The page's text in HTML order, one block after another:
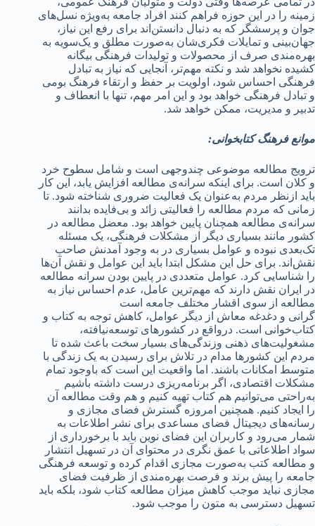
زمینه را در این حوزه فراهم کنند افراد جامعه به‌ویژه نسل‌های
جوان و پرسشگر که به دنبال دانستن‌اند برای رفع این نیاز،
جهان‌بینی و تمایلات فکری‌شان به‌صورت مطلق و یک‌سویه به
بهره‌مندی صرف از محصولات و تولیدات فرهنگی بیگانه
کشیده نخواهد شد و نکته مهم‌تر، آنجایی که نیاز به تبادل
فرهنگی احساس شود، اولویت بر حفظ و ارتقاء فرهنگ بومی
و تبادل فرهنگی خواهد بود و این امر مهم، تنها با انعطاف و
تدبیر و مدیریت، ممکن خواهد شد.
موانع فرهنگ کتابخوانی:
ترویج مطالعه موضوعی چندوجهی است و شامل سطوح خرد
و کلان است. برای اینکه سرانه‌ی مطالعه افزایش یابد، این کار
باید ازنظر مردم به‌عنوان یک فعالیت ضروری شناخته شود. تا
زمانی که مردم مطالعه را فعالیتی زائد و بی‌فایده بدانند
سرانه‌ی مطالعه همچنان پایین خواهد بود. معضل مطالعه در
کشور مانند بسیاری دیگر از مشکلات فرهنگی، یک مسئله
تک‌بعدی نبوده و عوامل بسیاری در به وجود آمدنش صاحب
نقش‌اند. برای حل این مشکل ابتدا باید این عوامل و نقش آن‌ها
را شناسایی کرد. عوامل متعددی در پایین بودن سرانه مطالعه
در ایران نقش دارند که مهم‌ترین عامل، عدم احساس نیاز به
مطالعه از سوی اقشار مختلف جامعه است
گرانی و دغدغه معاش از دیگر عوامل، کاهش توجه به کتاب و
کتاب‌خوانی است. درواقع در کشورهای توسعه‌نیافته،
مشغولیت‌های ذهنی وزندگی‌های بسیار سخت باعث شده تا
مردم این کشورها مدام در تلاش برای رسیدن به یک زندگی با
متوسط امکانات باشند. اما واقعیت این است که باوجود تمام
مشکلات اقتصادی، اگر برنامه‌ریزی درست داشته باشیم
به‌راحتی می‌توانیم هم کتاب تهیه کنیم و هم وقت مطالعه آن
را ایجاد کنیم. همچنین امروزه گسترش فضای مجازی و
رسانه‌های دیجیتال فضای مساعدی برای نشر اطلاعات به
شمار می‌رود و کاربران این فضای نوین باید با برخورداری از
سواد اطلاعاتی با عمق نگری در محتوای آن در تسهیل انتشار
و مطالعه کتب به‌صورت مجازی اقدام کرده و توسعه فرهنگی
جامعه را پیش برند و فرصت بهره‌مندی از ظرفیت فضای
مجازی نباید موجب کاهش میزان مطالعه کتاب شود، بلکه باید
تسهیل دسترسی به متون را موجب شود.